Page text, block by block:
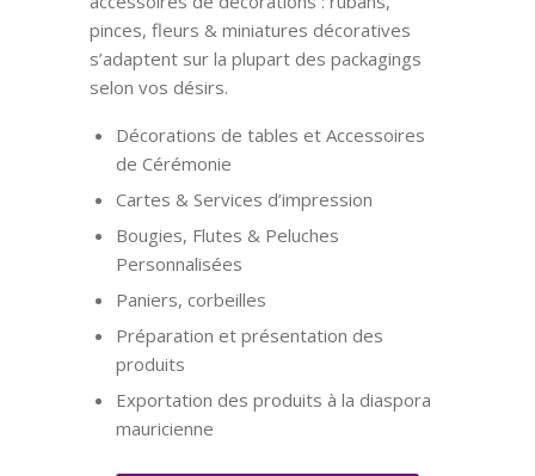
pinces, fleurs & miniatures décoratives
s’adaptent sur la plupart des packagings
selon vos désirs.
Décorations de tables et Accessoires
de Cérémonie
Cartes & Services d’impression
Bougies, Flutes & Peluches
Personnalisées
Paniers, corbeilles
Préparation et présentation des
produits
Exportation des produits à la diaspora
mauricienne